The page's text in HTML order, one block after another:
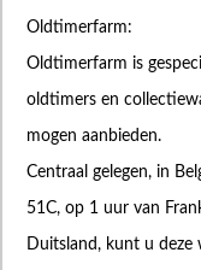
Oldtimerfarm:
Oldtimerfarm is
oldtimers en
mogen aanbieden.
Centraal gelegen, in
51C, op 1 uur van
Duitsland, kunt u